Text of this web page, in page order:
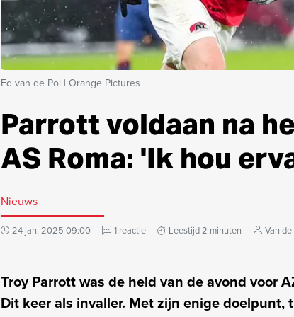
Ed van de Pol | Orange Pictures
Parrott voldaan na
AS Roma: 'Ik hou
Nieuws
24 jan. 2025 09:00 1 reactie Leestijd 2 minuten Van
Troy Parrott was de held van de avond voor
Dit keer als invaller. Met zijn enige